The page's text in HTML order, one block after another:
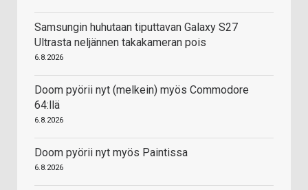
Samsungin huhutaan tiputtavan Galaxy S27
Ultrasta neljännen takakameran pois
6.8.2026
Doom pyörii nyt (melkein) myös Commodore
64:llä
6.8.2026
Doom pyörii nyt myös Paintissa
6.8.2026